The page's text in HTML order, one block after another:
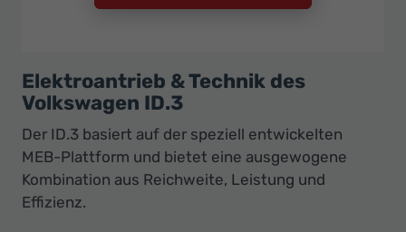
Elektroantrieb & Technik des
Volkswagen ID.3
Der ID.3 basiert auf der speziell entwickelten
MEB-Plattform und bietet eine ausgewogene
Kombination aus Reichweite, Leistung und
Effizienz.